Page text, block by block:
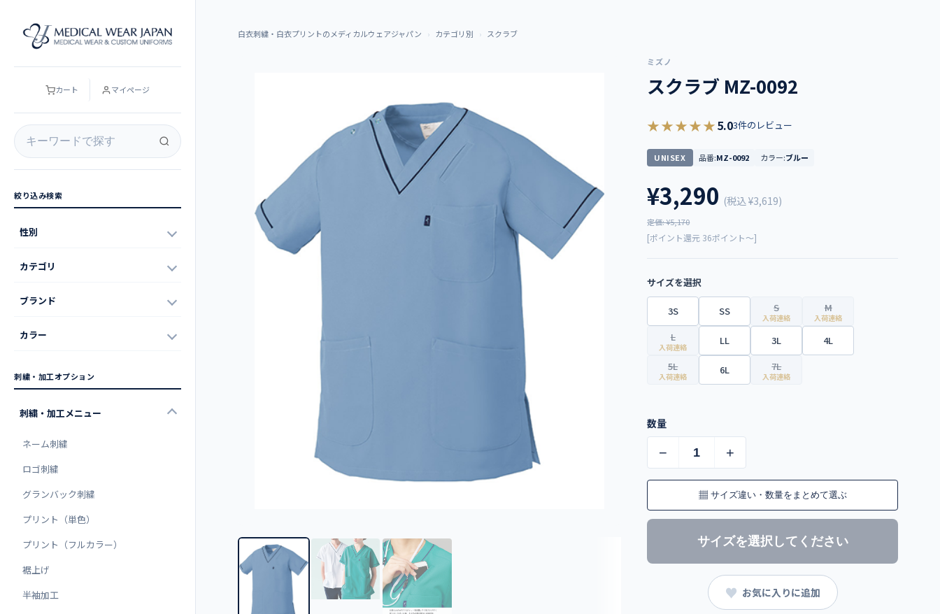
白衣刺繍・白衣プリントのメディカルウェアジャパン カテゴリ別 スクラブ
ミズノ
スクラブ MZ-0092
★★★★★5.03件のレビュー
UNISEX 品番:MZ-0092 カラー:ブルー
¥3,290 (税込¥3,619)
定価: ¥5,170
[ポイント還元 36ポイント～]
サイズを選択
3S SS S
入荷連絡
M
入荷連絡
L
入荷連絡
LL 3L
4L
5L
入荷連絡
6L 7L
入荷連絡
数量
− +
▦サイズ違い・数量をまとめて選ぶ
サイズを選択してください
♥ お気に入りに追加
カート マイページ
絞り込み検索
性別
カテゴリ
ブランド
カラー
刺繍・加工オプション
刺繍・加工メニュー
ネーム刺繍
ロゴ刺繍
グランバック刺繍
プリント（単色）
プリント（フルカラー）
裾上げ
半袖加工